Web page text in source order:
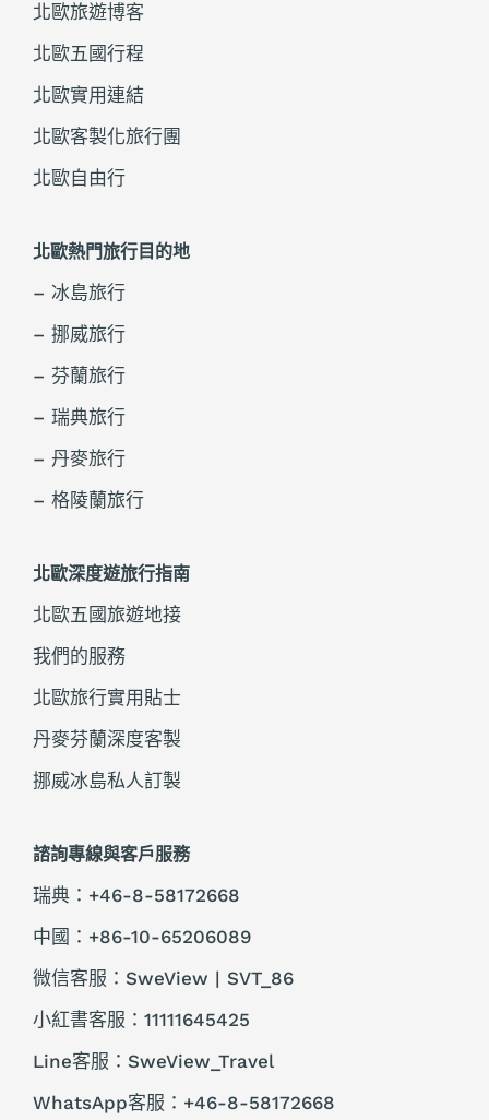
北歐旅遊博客
北歐五國行程
北歐實用連結
北歐客製化旅行團
北歐自由行
北歐熱門旅行目的地
– 冰島旅行
– 挪威旅行
– 芬蘭旅行
– 瑞典旅行
– 丹麥旅行
– 格陵蘭旅行
北歐深度遊旅行指南
北歐五國旅遊地接
我們的服務
北歐旅行實用貼士
丹麥芬蘭深度客製
挪威冰島私人訂製
諮詢專線與客戶服務
瑞典：+46-8-58172668
中國：+86-10-65206089
微信客服：SweView | SVT_86
小紅書客服：11111645425
Line客服：SweView_Travel
WhatsApp客服：+46-8-58172668